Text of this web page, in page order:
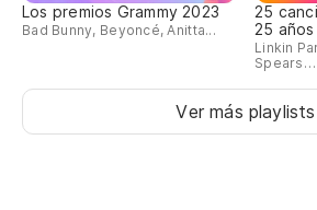
Los premios Grammy 2023
Bad Bunny, Beyoncé, Anitta...
25
25
Linkin
Spears…
Ver más playlists